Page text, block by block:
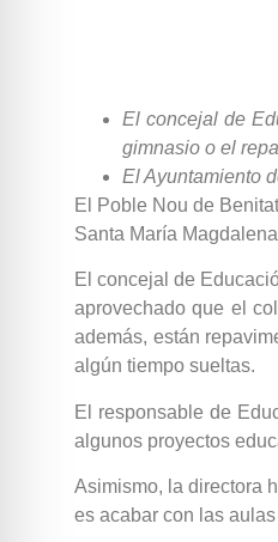
El concejal de
gimnasio o el
El Ayuntamiento
El Poble Nou de
Santa María
El concejal de
aprovechado que el
además, están
algún tiempo sueltas.
El responsable de
algunos proyectos
Asimismo, la directora
es acabar con las